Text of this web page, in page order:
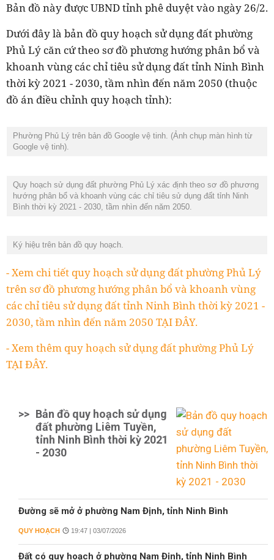
Bản đồ này được UBND tỉnh phê duyệt vào ngày 26/2.
Dưới đây là bản đồ quy hoạch sử dụng đất phường
Phủ Lý căn cứ theo sơ đồ phương hướng phân bổ và
khoanh vùng các chỉ tiêu sử dụng đất tỉnh Ninh Bình
thời kỳ 2021 - 2030, tầm nhìn đến năm 2050 (thuộc
đồ án điều chỉnh quy hoạch tỉnh):
Phường Phủ Lý trên bản đồ Google vệ tinh. (Ảnh chụp màn hình từ
Google vệ tinh).
Quy hoạch sử dụng đất phường Phủ Lý xác định theo sơ đồ phương
hướng phân bổ và khoanh vùng các chỉ tiêu sử dụng đất tỉnh Ninh
Bình thời kỳ 2021 - 2030, tầm nhìn đến năm 2050.
Ký hiệu trên bản đồ quy hoạch.
- Xem chi tiết quy hoạch sử dụng đất phường Phủ Lý
trên sơ đồ phương hướng phân bổ và khoanh vùng
các chỉ tiêu sử dụng đất tỉnh Ninh Bình thời kỳ 2021 -
2030, tầm nhìn đến năm 2050 TẠI ĐÂY.
- Xem thêm quy hoạch sử dụng đất phường Phủ Lý
TẠI ĐÂY.
>> Bản đồ quy hoạch sử dụng
đất phường Liêm Tuyền,
tỉnh Ninh Bình thời kỳ 2021
- 2030
Đường sẽ mở ở phường Nam Định, tỉnh Ninh Bình
QUY HOẠCH 19:47 | 03/07/2026
Đất có quy hoạch ở phường Nam Định, tỉnh Ninh Bình